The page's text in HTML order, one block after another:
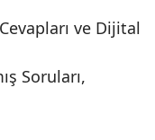
ve Dijital
Soruları,